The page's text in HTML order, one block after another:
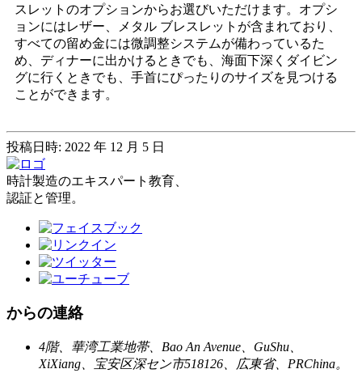
スレットのオプションからお選びいただけます。オプシ
ョンにはレザー、メタル ブレスレットが含まれており、
すべての留め金には微調整システムが備わっているた
め、ディナーに出かけるときでも、海面下深くダイビン
グに行くときでも、手首にぴったりのサイズを見つける
ことができます。
投稿日時: 2022 年 12 月 5 日
時計製造のエキスパート教育、
認証と管理。
からの連絡
4階、華湾工業地帯、Bao An Avenue、GuShu、
XiXiang、宝安区深セン市518126、広東省、PRChina。